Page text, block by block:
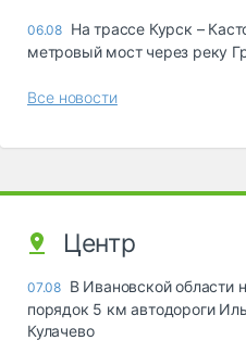
06.08 На трассе Курск –
метровый мост через реку
Все новости
Центр
07.08 В Ивановской области
порядок 5 км автодороги
Кулачево